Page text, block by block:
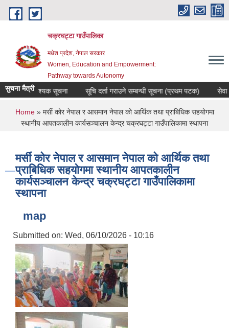
Skip to main content
चक्रघट्टा गाउँपालिका
मधेश प्रदेश, नेपाल सरकार
Women, Education and Empowerment:
Pathway towards Autonomy
सुचना मैत्री
अति आवश्यक सूचना सूचि दर्ता गराउने सम्बन्धी सूचना (प्रथम पटक) सेवा
You are here
Home» मर्सी कोर नेपाल र आसमान नेपाल को आर्थिक तथा प्राबिधिक सहयोगमा
स्थानीय आपतकालीन कार्यसञ्चालन केन्द्र चक्रघट्टा गाउँपालिकामा स्थापना
मर्सी कोर नेपाल र आसमान नेपाल को आर्थिक तथा
प्राबिधिक सहयोगमा स्थानीय आपतकालीन
कार्यसञ्चालन केन्द्र चक्रघट्टा गाउँपालिकामा
स्थापना
map
Submitted on: Wed, 06/10/2026 - 10:16